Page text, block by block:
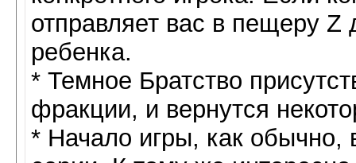
отправляет вас в пещеру
ребенка.
* Темное Братство
фракции, и вернутся
* Начало игры, как обычно,